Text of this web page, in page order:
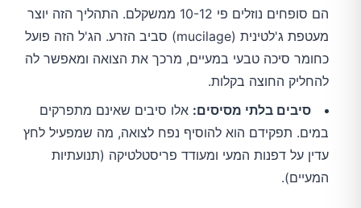
הם סופחים נוזלים פי 10-12 ממשקלם. התהליך הזה יוצר
מעטפת ג'לטינית (mucilage) סביב הזרע. הג'ל הזה פועל
כחומר סיכה טבעי במעיים, מרכך את הצואה ומאפשר לה
להחליק החוצה בקלות.
סיבים בלתי מסיסים: אלו סיבים שאינם מתפרקים
במים. תפקידם הוא להוסיף נפח לצואה, מה שמפעיל לחץ
עדין על דפנות המעי ומעודד פריסטלטיקה (תנועתיות
המעיים).